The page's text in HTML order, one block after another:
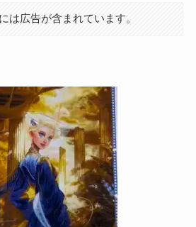
は広告が含まれています。